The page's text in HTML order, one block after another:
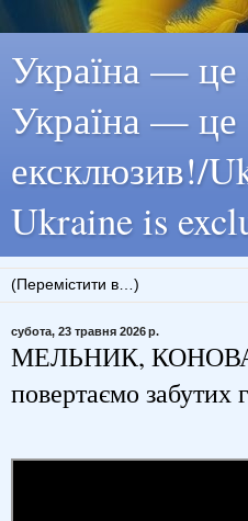
Україна — це
Україна — це
ексклюзив!/
Ukraine is
субота, 23 травня 2026 р.
МЕЛЬНИК,
повертаємо забутих